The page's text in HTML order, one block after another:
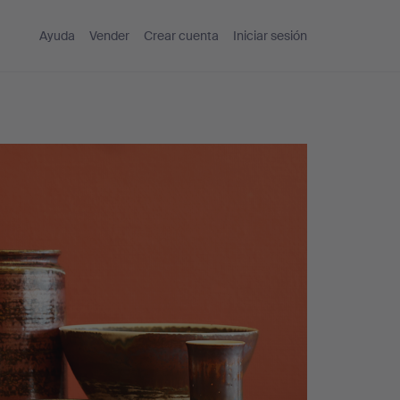
Ayuda Vender Crear cuenta Iniciar sesión